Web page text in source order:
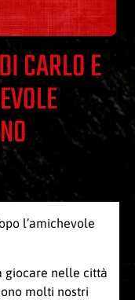
CARLO E
l’amichevole
giocare nelle città
molti nostri